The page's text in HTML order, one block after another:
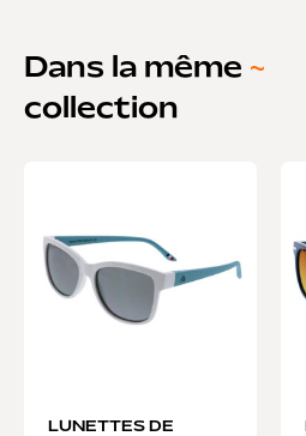
Dans la même ~
collection
LUNETTES DE